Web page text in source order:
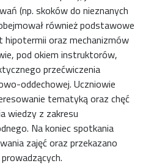
(np. skoków do nieznanych
również podstawowe
oraz mechanizmów
pod okiem instruktorów,
przećwiczenia
oddechowej. Uczniowie
tematyką oraz chęć
wiedzy z zakresu
Na koniec spotkania
zajęć oraz przekazano